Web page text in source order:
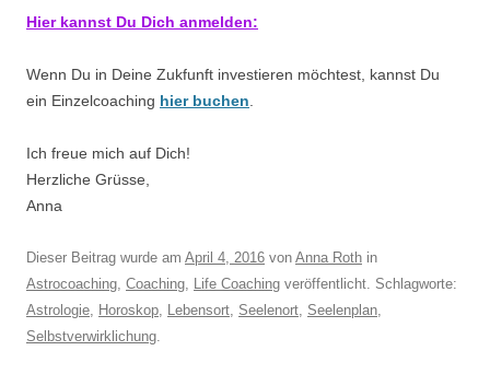
Hier kannst Du Dich anmelden:
Wenn Du in Deine Zukfunft investieren möchtest, kannst Du
ein Einzelcoaching hier buchen
Ich freue mich auf Dich!
Herzliche Grüsse,
Anna
Dieser Beitrag wurde am April 4, 2016 von Anna Roth in
Astrocoaching, Coaching, Life Coaching veröffentlicht. Schlagworte:
Astrologie, Horoskop, Lebensort, Seelenort, Seelenplan,
Selbstverwirklichung.